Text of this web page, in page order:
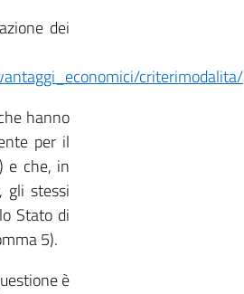
dei
criterimodalita/
hanno
per il
e che, in
gli stessi
Stato di
5).
è